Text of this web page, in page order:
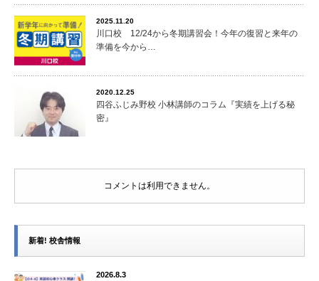
2025.11.20
川口校 12/24から冬期講習会！今年の復習と来年の
準備を今から…
2020.12.25
四谷ふじみ野校 小林講師のコラム『実績を上げる秘
密』
コメントは利用できません。
新着! 校舎情報
2026.8.3